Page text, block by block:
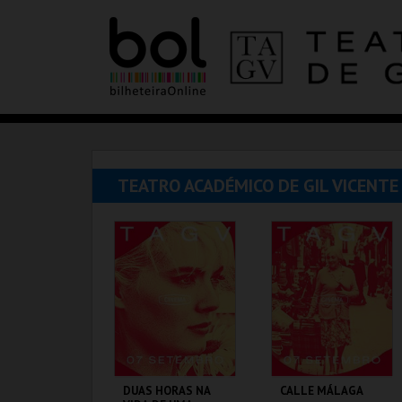
TEATRO ACADÉMICO DE GIL VICENTE
DUAS HORAS NA
CALLE MÁLAGA